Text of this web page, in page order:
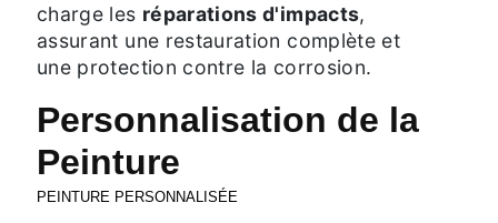
charge les réparations d'impacts,
assurant une restauration complète et
une protection contre la corrosion.
Personnalisation de la
Peinture
PEINTURE PERSONNALISÉE